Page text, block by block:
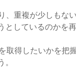
、重複が少しも
しているのかを
得したいかを把